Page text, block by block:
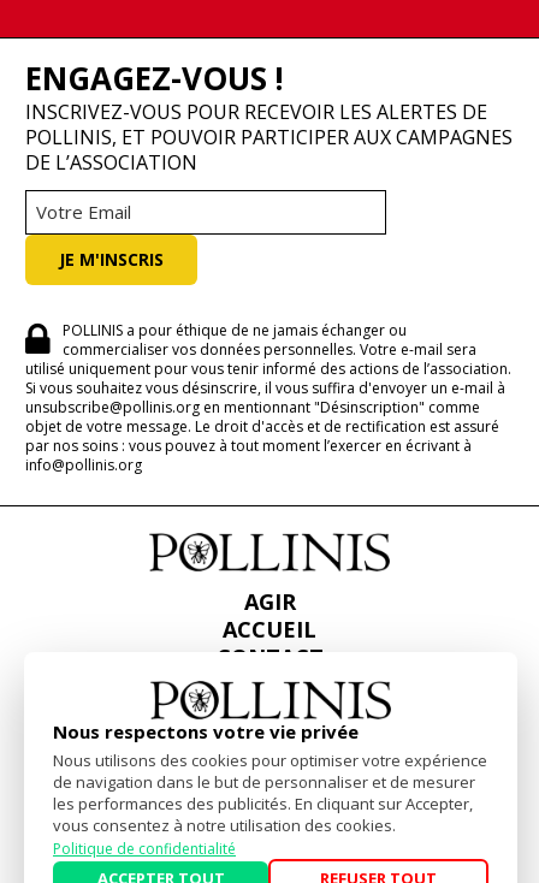
ENGAGEZ-VOUS !
INSCRIVEZ-VOUS POUR RECEVOIR LES ALERTES DE
POLLINIS, ET POUVOIR PARTICIPER AUX CAMPAGNES
DE L’ASSOCIATION
POLLINIS a pour éthique de ne jamais échanger ou
commercialiser vos données personnelles. Votre e-mail sera
utilisé uniquement pour vous tenir informé des actions de l’association.
Si vous souhaitez vous désinscrire, il vous suffira d'envoyer un e-mail à
unsubscribe@pollinis.org en mentionnant "Désinscription" comme
objet de votre message. Le droit d'accès et de rectification est assuré
par nos soins : vous pouvez à tout moment l’exercer en écrivant à
info@pollinis.org
AGIR
ACCUEIL
CONTACT
PRESSE
RAPPORTS & BILANS
FacebookLinkedinInstagram
Mentions Légales -
Website by
akiprod
Nous respectons votre vie privée
Nous utilisons des cookies pour optimiser votre expérience
de navigation dans le but de personnaliser et de mesurer
les performances des publicités. En cliquant sur Accepter,
vous consentez à notre utilisation des cookies.
Politique de confidentialité
ACCEPTER TOUT REFUSER TOUT